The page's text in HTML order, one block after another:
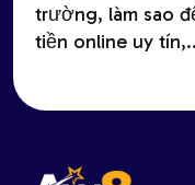
trường, làm sao
tiền online uy